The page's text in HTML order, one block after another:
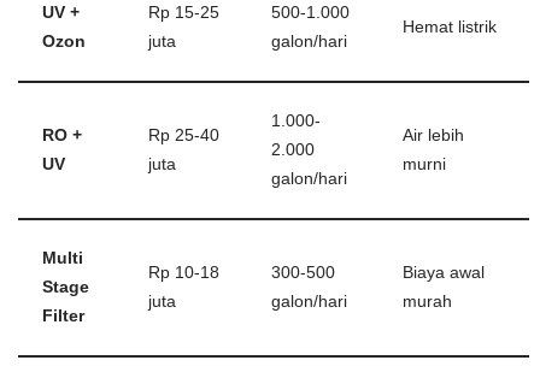
UV +
Ozon
Rp 15-25
juta
500-1.000
galon/hari
Hemat listrik
RO +
UV
Rp 25-40
juta
1.000-
2.000
galon/hari
Air lebih
murni
Multi
Stage
Filter
Rp 10-18
juta
300-500
galon/hari
Biaya awal
murah